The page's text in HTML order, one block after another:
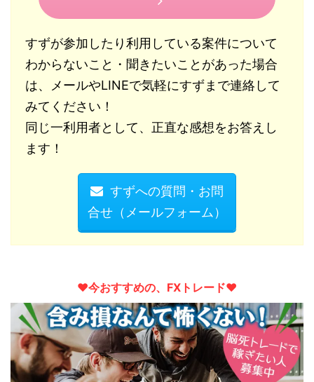
すずが参加したり利用している案件について
わからないこと・聞きたいことがあった場合
は、メールやLINEで気軽にすずまで連絡して
みてください！
同じ一利用者として、正直な感想をお答えし
ます！
すずへの質問・お問
合せ（メールフォーム）
♥︎今おすすめの、FXトレード♥︎